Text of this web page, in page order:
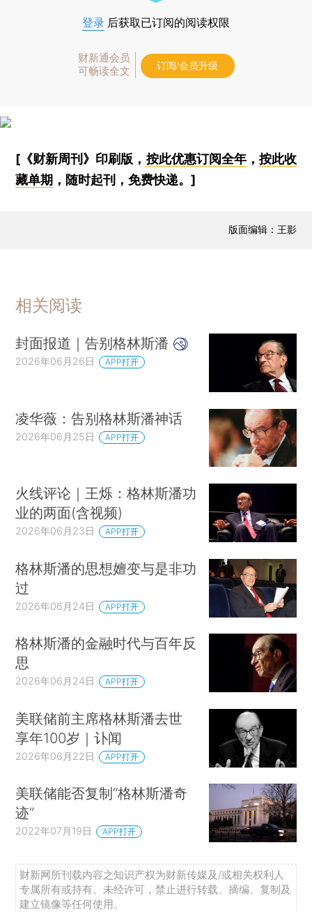
登录 后获取已订阅的阅读权限
财新通会员
可畅读全文
订阅/会员升级
[《财新周刊》印刷版， 按此优惠订阅全年， 按此收
藏单期 ，随时起刊，免费快递。]
版面编辑：王影
相关阅读
封面报道｜告别格林斯潘
2026年06月26日 APP打开
凌华薇：告别格林斯潘神话
2026年06月25日 APP打开
火线评论｜王烁：格林斯潘功
业的两面(含视频)
2026年06月23日 APP打开
格林斯潘的思想嬗变与是非功
过
2026年06月24日 APP打开
格林斯潘的金融时代与百年反
思
2026年06月24日 APP打开
美联储前主席格林斯潘去世
享年100岁｜讣闻
2026年06月22日 APP打开
美联储能否复制“格林斯潘奇
迹”
2022年07月19日 APP打开
财新网所刊载内容之知识产权为财新传媒及/或相关权利人
专属所有或持有。未经许可，禁止进行转载、摘编、复制及
建立镜像等任何使用。